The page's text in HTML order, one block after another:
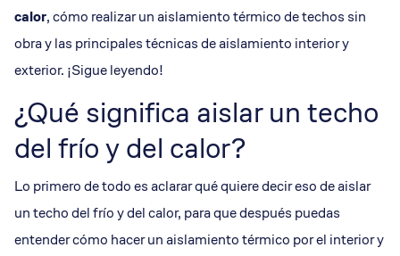
calor, cómo realizar un aislamiento térmico de techos sin
obra y las principales técnicas de aislamiento interior y
exterior. ¡Sigue leyendo!
¿Qué significa aislar un techo
del frío y del calor?
Lo primero de todo es aclarar qué quiere decir eso de aislar
un techo del frío y del calor, para que después puedas
entender cómo hacer un aislamiento térmico por el interior y